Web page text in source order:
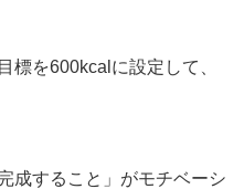
標を600kcalに設定して、
成すること」がモチベーシ